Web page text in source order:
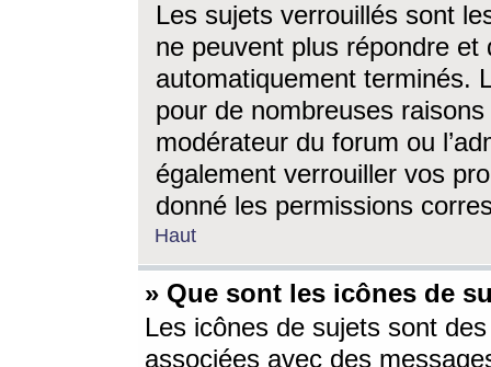
Les sujets verrouillés sont
ne peuvent plus répondre
automatiquement terminés.
pour de nombreuses
modérateur du forum ou
également verrouiller vos
donné les permissions
Haut
» Que sont les icônes de
Les icônes de sujets sont
associées avec des